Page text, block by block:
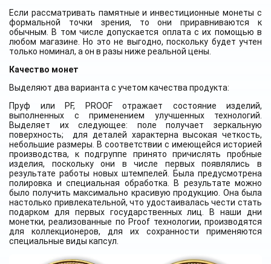
Если рассматривать памятные и инвестиционные монеты с
формальной точки зрения, то они приравниваются к
обычным. В том числе допускается оплата с их помощью в
любом магазине. Но это не выгодно, поскольку будет учтен
только номинал, а он в разы ниже реальной цены.
Качество монет
Выделяют два варианта с учетом качества продукта:
Пруф или PF, PROOF отражает состояние изделий,
выполненных с применением улучшенных технологий.
Выделяет их следующее: поле получает зеркальную
поверхность; для деталей характерна высокая четкость,
небольшие размеры. В соответствии с имеющейся историей
производства, к подгруппе принято причислять пробные
изделия, поскольку они в числе первых появлялись в
результате работы новых штемпелей. Была предусмотрена
полировка и специальная обработка. В результате можно
было получить максимально красивую продукцию. Она была
настолько привлекательной, что удостаивалась чести стать
подарком для первых государственных лиц. В наши дни
монетки, реализованные по Proof технологии, производятся
для коллекционеров, для их сохранности применяются
специальные виды капсул.